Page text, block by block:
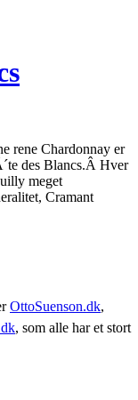
rene Chardonnay er
des Blancs.Â Hver
meget
Cramant
OttoSuenson.dk,
, som alle har et stort